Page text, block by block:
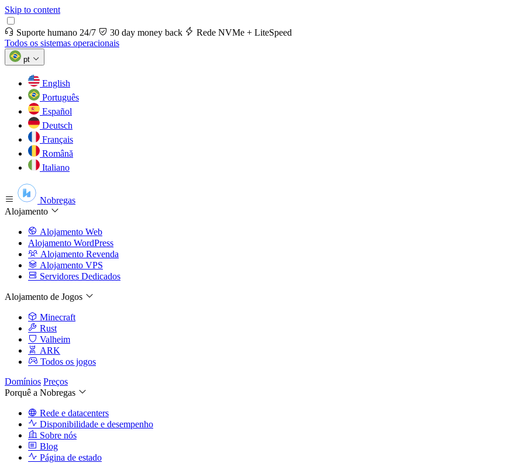
Skip to content
Suporte humano 24/7 30 day money back
Rede NVMe + LiteSpeed
Todos os sistemas operacionais
pt
English
Português
Español
Deutsch
Français
Română
Italiano
Nobregas
Alojamento
Alojamento Web
Alojamento WordPress
Alojamento Revenda
Alojamento VPS
Servidores Dedicados
Alojamento de Jogos
Minecraft
Rust
Valheim
ARK
Todos os jogos
Domínios Preços
Porquê a Nobregas
Rede e datacenters
Disponibilidade e desempenho
Sobre nós
Blog
Página de estado